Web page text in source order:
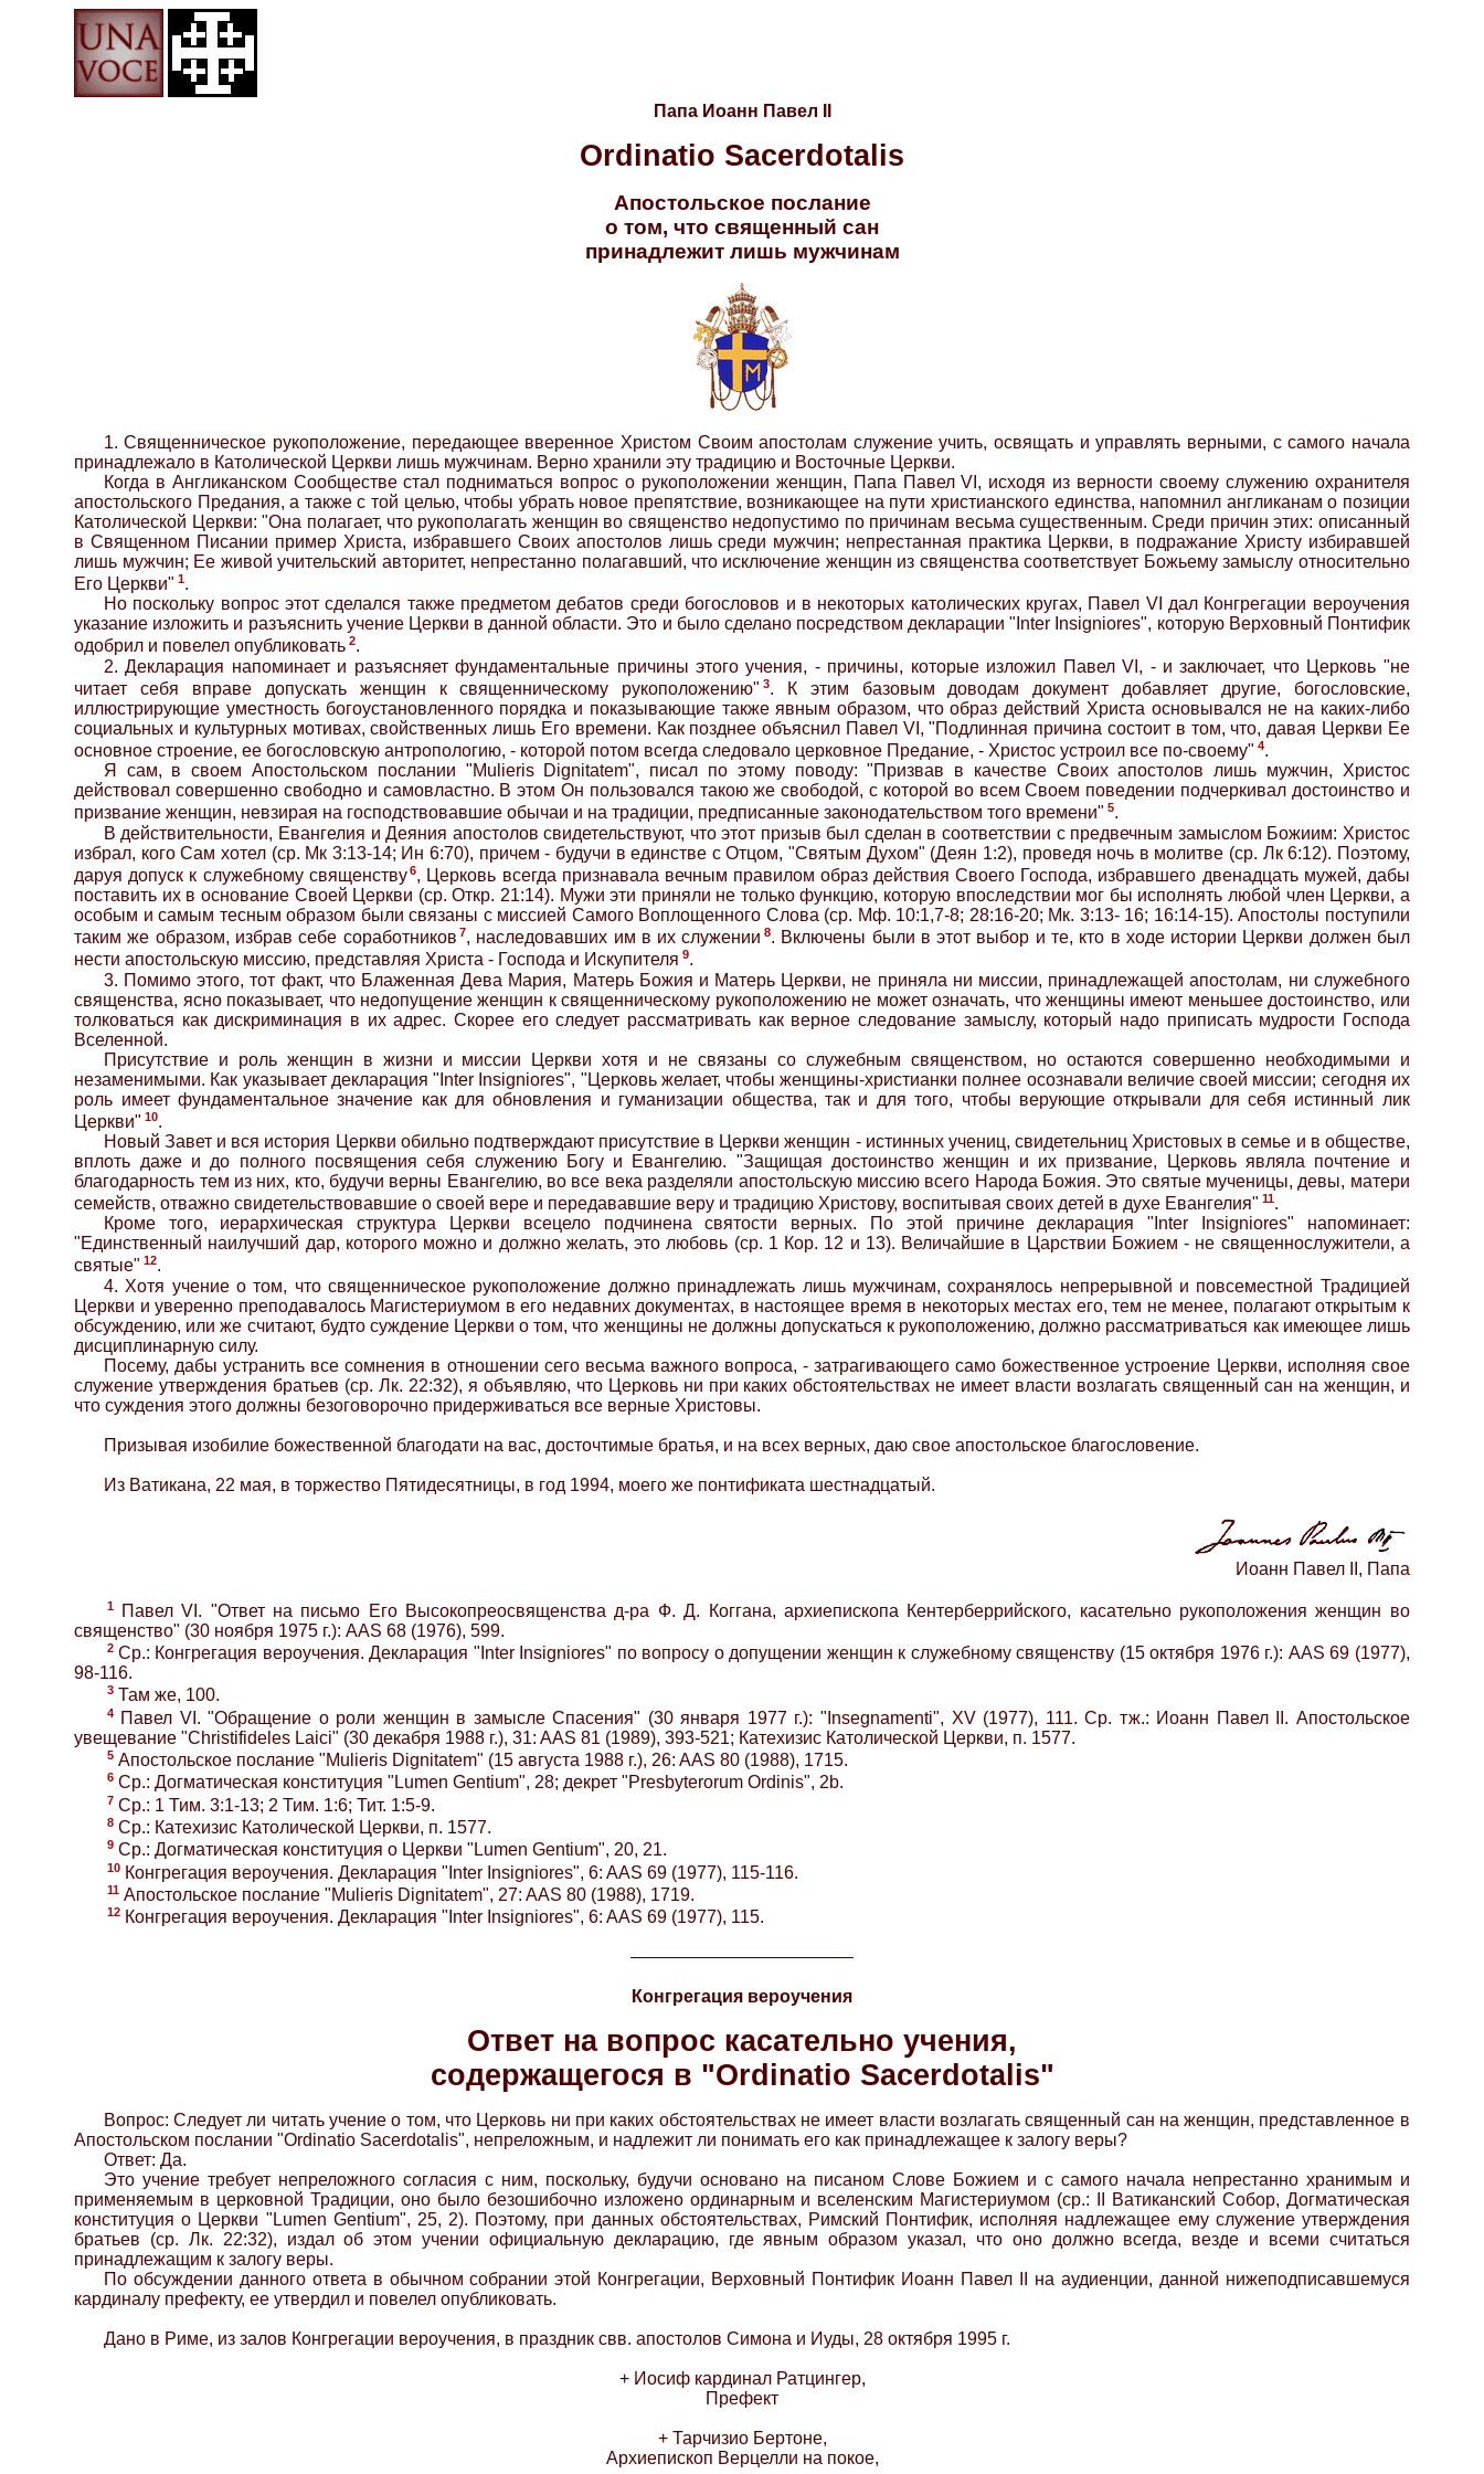
Папа Иоанн Павел II
Ordinatio Sacerdotalis
Апостольское послание
о том, что священный сан
принадлежит лишь мужчинам
1. Священническое рукоположение, передающее вверенное Христом Своим апостолам служение учить, освящать и управлять верными, с самого начала
принадлежало в Католической Церкви лишь мужчинам. Верно хранили эту традицию и Восточные Церкви.
Когда в Англиканском Сообществе стал подниматься вопрос о рукоположении женщин, Папа Павел VI, исходя из верности своему служению охранителя
апостольского Предания, а также с той целью, чтобы убрать новое препятствие, возникающее на пути христианского единства, напомнил англиканам о позиции
Католической Церкви: "Она полагает, что рукополагать женщин во священство недопустимо по причинам весьма существенным. Среди причин этих: описанный
в Священном Писании пример Христа, избравшего Своих апостолов лишь среди мужчин; непрестанная практика Церкви, в подражание Христу избиравшей
лишь мужчин; Ее живой учительский авторитет, непрестанно полагавший, что исключение женщин из священства соответствует Божьему замыслу относительно
Его Церкви" 1.
Но поскольку вопрос этот сделался также предметом дебатов среди богословов и в некоторых католических кругах, Павел VI дал Конгрегации вероучения
указание изложить и разъяснить учение Церкви в данной области. Это и было сделано посредством декларации "Inter Insigniores", которую Верховный Понтифик
одобрил и повелел опубликовать 2.
2. Декларация напоминает и разъясняет фундаментальные причины этого учения, - причины, которые изложил Павел VI, - и заключает, что Церковь "не
читает себя вправе допускать женщин к священническому рукоположению" 3. К этим базовым доводам документ добавляет другие, богословские,
иллюстрирующие уместность богоустановленного порядка и показывающие также явным образом, что образ действий Христа основывался не на каких-либо
социальных и культурных мотивах, свойственных лишь Его времени. Как позднее объяснил Павел VI, "Подлинная причина состоит в том, что, давая Церкви Ее
основное строение, ее богословскую антропологию, - которой потом всегда следовало церковное Предание, - Христос устроил все по-своему" 4.
Я сам, в своем Апостольском послании "Mulieris Dignitatem", писал по этому поводу: "Призвав в качестве Своих апостолов лишь мужчин, Христос
действовал совершенно свободно и самовластно. В этом Он пользовался такою же свободой, с которой во всем Своем поведении подчеркивал достоинство и
призвание женщин, невзирая на господствовавшие обычаи и на традиции, предписанные законодательством того времени" 5.
В действительности, Евангелия и Деяния апостолов свидетельствуют, что этот призыв был сделан в соответствии с предвечным замыслом Божиим: Христос
избрал, кого Сам хотел (ср. Мк 3:13-14; Ин 6:70), причем - будучи в единстве с Отцом, "Святым Духом" (Деян 1:2), проведя ночь в молитве (ср. Лк 6:12). Поэтому,
даруя допуск к служебному священству 6, Церковь всегда признавала вечным правилом образ действия Своего Господа, избравшего двенадцать мужей, дабы
поставить их в основание Своей Церкви (ср. Откр. 21:14). Мужи эти приняли не только функцию, которую впоследствии мог бы исполнять любой член Церкви, а
особым и самым тесным образом были связаны с миссией Самого Воплощенного Слова (ср. Мф. 10:1,7-8; 28:16-20; Мк. 3:13- 16; 16:14-15). Апостолы поступили
таким же образом, избрав себе соработников 7, наследовавших им в их служении 8. Включены были в этот выбор и те, кто в ходе истории Церкви должен был
нести апостольскую миссию, представляя Христа - Господа и Искупителя 9.
3. Помимо этого, тот факт, что Блаженная Дева Мария, Матерь Божия и Матерь Церкви, не приняла ни миссии, принадлежащей апостолам, ни служебного
священства, ясно показывает, что недопущение женщин к священническому рукоположению не может означать, что женщины имеют меньшее достоинство, или
толковаться как дискриминация в их адрес. Скорее его следует рассматривать как верное следование замыслу, который надо приписать мудрости Господа
Вселенной.
Присутствие и роль женщин в жизни и миссии Церкви хотя и не связаны со служебным священством, но остаются совершенно необходимыми и
незаменимыми. Как указывает декларация "Inter Insigniores", "Церковь желает, чтобы женщины-христианки полнее осознавали величие своей миссии; сегодня их
роль имеет фундаментальное значение как для обновления и гуманизации общества, так и для того, чтобы верующие открывали для себя истинный лик
Церкви" 10.
Новый Завет и вся история Церкви обильно подтверждают присутствие в Церкви женщин - истинных учениц, свидетельниц Христовых в семье и в обществе,
вплоть даже и до полного посвящения себя служению Богу и Евангелию. "Защищая достоинство женщин и их призвание, Церковь являла почтение и
благодарность тем из них, кто, будучи верны Евангелию, во все века разделяли апостольскую миссию всего Народа Божия. Это святые мученицы, девы, матери
семейств, отважно свидетельствовавшие о своей вере и передававшие веру и традицию Христову, воспитывая своих детей в духе Евангелия" 11.
Кроме того, иерархическая структура Церкви всецело подчинена святости верных. По этой причине декларация "Inter Insigniores" напоминает:
"Единственный наилучший дар, которого можно и должно желать, это любовь (ср. 1 Кор. 12 и 13). Величайшие в Царствии Божием - не священнослужители, а
святые" 12.
4. Хотя учение о том, что священническое рукоположение должно принадлежать лишь мужчинам, сохранялось непрерывной и повсеместной Традицией
Церкви и уверенно преподавалось Магистериумом в его недавних документах, в настоящее время в некоторых местах его, тем не менее, полагают открытым к
обсуждению, или же считают, будто суждение Церкви о том, что женщины не должны допускаться к рукоположению, должно рассматриваться как имеющее лишь
дисциплинарную силу.
Посему, дабы устранить все сомнения в отношении сего весьма важного вопроса, - затрагивающего само божественное устроение Церкви, исполняя свое
служение утверждения братьев (ср. Лк. 22:32), я объявляю, что Церковь ни при каких обстоятельствах не имеет власти возлагать священный сан на женщин, и
что суждения этого должны безоговорочно придерживаться все верные Христовы.
Призывая изобилие божественной благодати на вас, досточтимые братья, и на всех верных, даю свое апостольское благословение.
Из Ватикана, 22 мая, в торжество Пятидесятницы, в год 1994, моего же понтификата шестнадцатый.
Иоанн Павел II, Папа
1Павел VI. "Ответ на письмо Его Высокопреосвященства д-ра Ф. Д. Коггана, архиепископа Кентерберрийского, касательно рукоположения женщин во
священство" (30 ноября 1975 г.): AAS 68 (1976), 599.
2Ср.: Конгрегация вероучения. Декларация "Inter Insigniores" по вопросу о допущении женщин к служебному священству (15 октября 1976 г.): AAS 69 (1977),
98-116.
3Там же, 100.
4Павел VI. "Обращение о роли женщин в замысле Спасения" (30 января 1977 г.): "Insegnamenti", XV (1977), 111. Ср. тж.: Иоанн Павел II. Апостольское
увещевание "Christifideles Laici" (30 декабря 1988 г.), 31: AAS 81 (1989), 393-521; Катехизис Католической Церкви, п. 1577.
5Апостольское послание "Mulieris Dignitatem" (15 августа 1988 г.), 26: AAS 80 (1988), 1715.
6Ср.: Догматическая конституция "Lumen Gentium", 28; декрет "Presbyterorum Ordinis", 2b.
7 Ср.: 1 Тим. 3:1-13; 2 Тим. 1:6; Тит. 1:5-9.
8Ср.: Катехизис Католической Церкви, п. 1577.
9Ср.: Догматическая конституция о Церкви "Lumen Gentium", 20, 21.
10Конгрегация вероучения. Декларация "Inter Insigniores", 6: AAS 69 (1977), 115-116.
11Апостольское послание "Mulieris Dignitatem", 27: AAS 80 (1988), 1719.
12Конгрегация вероучения. Декларация "Inter Insigniores", 6: AAS 69 (1977), 115.
Конгрегация вероучения
Ответ на вопрос касательно учения,
содержащегося в "Ordinatio Sacerdotalis"
Вопрос: Следует ли читать учение о том, что Церковь ни при каких обстоятельствах не имеет власти возлагать священный сан на женщин, представленное в
Апостольском послании "Ordinatio Sacerdotalis", непреложным, и надлежит ли понимать его как принадлежащее к залогу веры?
Ответ: Да.
Это учение требует непреложного согласия с ним, поскольку, будучи основано на писаном Слове Божием и с самого начала непрестанно хранимым и
применяемым в церковной Традиции, оно было безошибочно изложено ординарным и вселенским Магистериумом (ср.: II Ватиканский Собор, Догматическая
конституция о Церкви "Lumen Gentium", 25, 2). Поэтому, при данных обстоятельствах, Римский Понтифик, исполняя надлежащее ему служение утверждения
братьев (ср. Лк. 22:32), издал об этом учении официальную декларацию, где явным образом указал, что оно должно всегда, везде и всеми считаться
принадлежащим к залогу веры.
По обсуждении данного ответа в обычном собрании этой Конгрегации, Верховный Понтифик Иоанн Павел II на аудиенции, данной нижеподписавшемуся
кардиналу префекту, ее утвердил и повелел опубликовать.
Дано в Риме, из залов Конгрегации вероучения, в праздник свв. апостолов Симона и Иуды, 28 октября 1995 г.
+ Иосиф кардинал Ратцингер,
Префект
+ Тарчизио Бертоне,
Архиепископ Верцелли на покое,